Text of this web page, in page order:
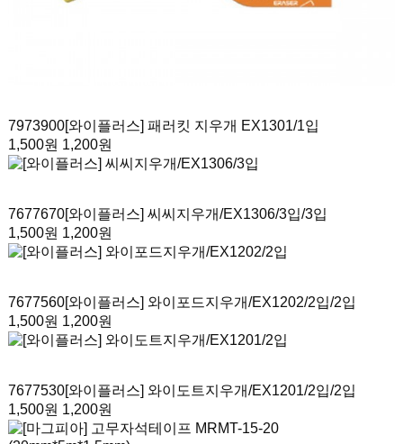
7973900[와이플러스] 패러킷 지우개 EX1301/1입
1,500원 1,200원
7677670[와이플러스] 씨씨지우개/EX1306/3입/3입
1,500원 1,200원
7677560[와이플러스] 와이포드지우개/EX1202/2입/2입
1,500원 1,200원
7677530[와이플러스] 와이도트지우개/EX1201/2입/2입
1,500원 1,200원